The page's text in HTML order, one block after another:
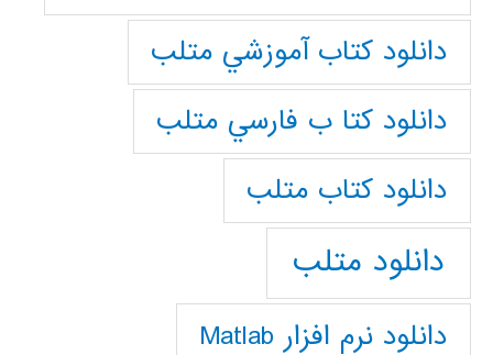
دانلود كتاب آموزشي متلب
دانلود كتا ب فارسي متلب
دانلود كتاب متلب
دانلود متلب
دانلود نرم افزار Matlab